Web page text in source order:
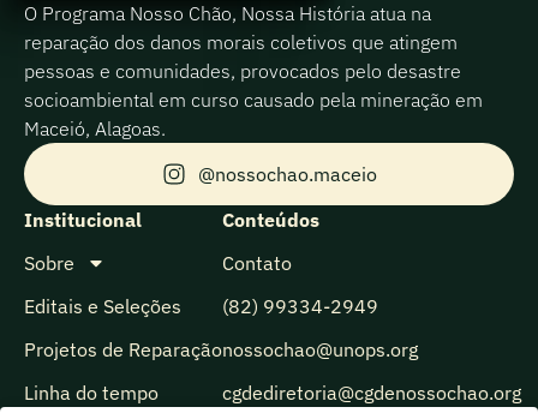
O Programa Nosso Chão, Nossa História atua na
reparação dos danos morais coletivos que atingem
pessoas e comunidades, provocados pelo desastre
socioambiental em curso causado pela mineração em
Maceió, Alagoas.
@nossochao.maceio
Institucional
Sobre
Editais e Seleções
Projetos de Reparação
Linha do tempo
Conteúdos
Contato
(82) 99334-2949
nossochao@unops.org
cgdediretoria@cgdenossochao.org